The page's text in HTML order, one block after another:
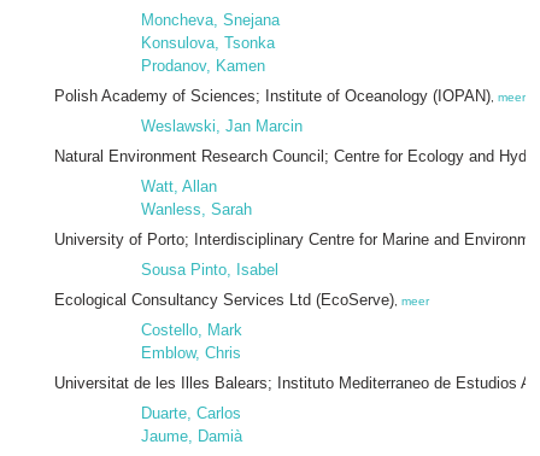
Moncheva, Snejana
Konsulova, Tsonka
Prodanov, Kamen
Polish Academy of Sciences; Institute of Oceanology (IOPAN) meer
Weslawski, Jan Marcin
Natural Environment Research Council; Centre for Ecology and
Watt, Allan
Wanless, Sarah
University of Porto; Interdisciplinary Centre for Marine and
Sousa Pinto, Isabel
Ecological Consultancy Services Ltd (EcoServe) meer
Costello, Mark
Emblow, Chris
Universitat de les Illes Balears; Instituto Mediterraneo de Estudios
Duarte, Carlos
Jaume, Damià